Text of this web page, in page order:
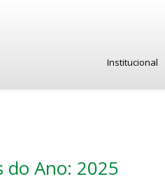
Institucional
do Ano: 2025